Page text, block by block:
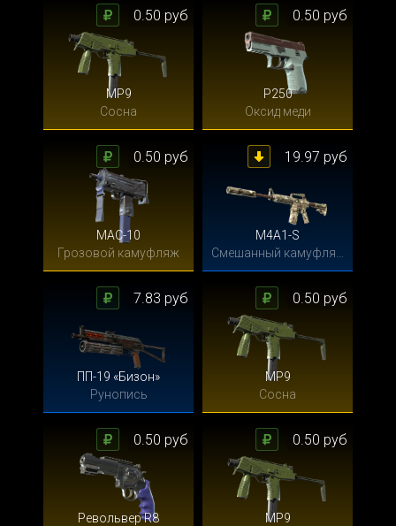
MP9
Сосна
0.50 руб
P250
Оксид меди
0.50 руб
MAC-10
Грозовой камуфляж
0.50 руб
M4A1-S
19.97 руб
ПП-19 «Бизон»
Рунопись
7.83 руб
MP9
Сосна
0.50 руб
Револьвер R8
0.50 руб
MP9
0.50 руб